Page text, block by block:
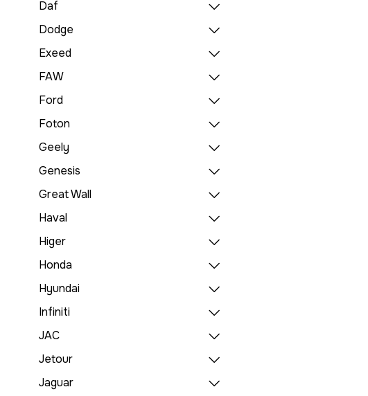
Daf
Dodge
Exeed
FAW
Ford
Foton
Geely
Genesis
Great Wall
Haval
Higer
Honda
Hyundai
Infiniti
JAC
Jetour
Jaguar